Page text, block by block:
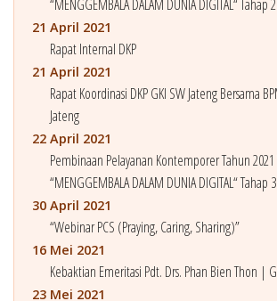
“MENGGEMBALA DALAM DUNIA DIGITAL“ Tahap 2
21 April 2021
Rapat Internal DKP
21 April 2021
Rapat Koordinasi DKP GKI SW Jateng Bersama
Jateng
22 April 2021
Pembinaan Pelayanan Kontemporer Tahun
“MENGGEMBALA DALAM DUNIA DIGITAL“ Tahap 3
30 April 2021
“Webinar PCS (Praying, Caring, Sharing)”
16 Mei 2021
Kebaktian Emeritasi Pdt. Drs. Phan Bien Thon |
23 Mei 2021